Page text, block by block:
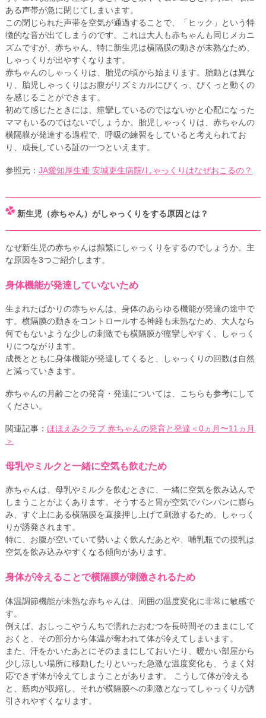
ある声帯が急に閉じてしまいます。
この閉じられた声帯を空気が通過することで、「ヒック」という特
徴的な音が出てしまうのです。これは大人も赤ちゃんも同じメカニ
ズムですが、赤ちゃん、特に新生児は横隔膜の動きが未熟なため、
しゃっくりが出やすくなります。
赤ちゃんのしゃっくりは、胎児の頃から始まります。胎動とは異な
り、胎児しゃっくりはお腹がリズミカルにぴくっ、ぴくっと動くの
を感じることができます。
初めて感じたときには、痙攣しているのではないかと心配になった
ママもいるのではないでしょうか。胎児しゃっくりは、赤ちゃんの
横隔膜が発達する過程で、呼吸の練習をしていると考えられてお
り、成長している証の一つといえます。
参照元： JA愛知厚生連 安城更生病院/しゃっくりはなぜおこるの？
新生児（赤ちゃん）がしゃっくりをする原因とは？
なぜ新生児の赤ちゃんは頻繁にしゃっくりをするのでしょうか。主
な原因を3つご紹介します。
身体機能が発達していないため
生まれたばかりの赤ちゃんは、身体のあらゆる機能が発達の途中で
す。横隔膜の動きをコントロールする神経も未熟なため、大人なら
何でもないような少しの刺激でも横隔膜が痙攣しやすく、しゃっく
りにつながります。
成長とともに身体機能が発達してくると、しゃっくりの回数は自然
と減っていきます。
赤ちゃんの月齢ごとの発育・発達については、こちらも参考にして
ください。
関連記事： ほほえみクラブ 赤ちゃんの発育と発達＜0ヵ月〜11ヵ月
＞
母乳やミルクと一緒に空気も飲むため
赤ちゃんは、母乳やミルクを飲むときに、一緒に空気を飲み込んで
しまうことがよくあります。そうすると胃が空気でパンパンに膨ら
み、すぐ上にある横隔膜を直接押し上げて刺激するため、しゃっく
りが誘発されます。
特に、お腹が空いていて勢いよく飲んだあとや、哺乳瓶での授乳は
空気を飲み込みやすくなる傾向があります。
身体が冷えることで横隔膜が刺激されるため
体温調節機能が未熟な赤ちゃんは、周囲の温度変化に非常に敏感で
す。
例えば、おしっこやうんちで濡れたおむつを長時間そのままにして
おくと、その部分から体温が奪われて体が冷えてしまいます。
また、汗をかいたあとにそのままにしておいたり、暖かい部屋から
少し涼しい場所に移動したりといった急激な温度変化も、うまく対
応できず体が冷えてしまうことがあります。 こうして体が冷える
と、筋肉が収縮し、それが横隔膜への刺激となってしゃっくりが誘
引されやすくなります。